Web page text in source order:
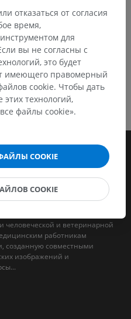
человеческой и ветеринарной
работникам
созданную совместными
изображений и
отказаться от согласия
время,
для
вы не согласны с
это будет
имеющего правомерный
cookie. Чтобы дать
этих технологий,
файлы cookie».
COOKIE
COOKIE